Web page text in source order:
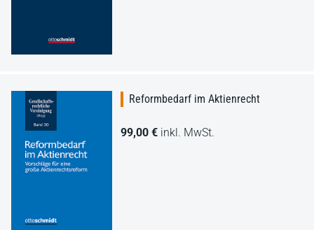
Reformbedarf im Aktienrecht
99,00 € inkl. MwSt.